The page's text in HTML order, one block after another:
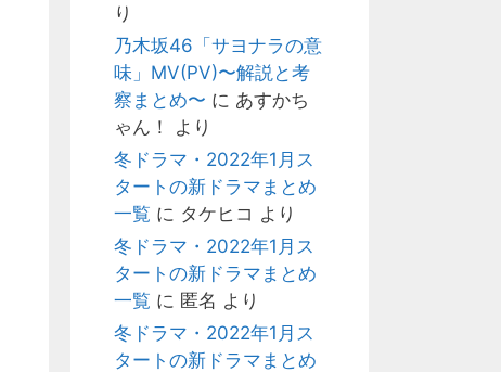
り
乃木坂46「サヨナラの意
味」MV(PV)〜解説と考
察まとめ〜 に あすかち
ゃん！
より
冬ドラマ・2022年1月ス
タートの新ドラマまとめ
一覧 に タケヒコ より
冬ドラマ・2022年1月ス
タートの新ドラマまとめ
一覧 に 匿名 より
冬ドラマ・2022年1月ス
タートの新ドラマまとめ